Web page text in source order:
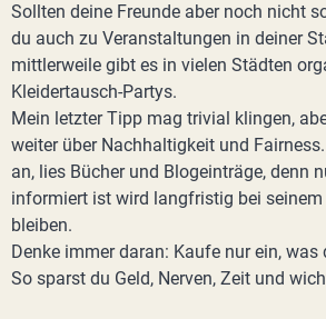
Sollten deine Freunde aber noch nicht
du auch zu Veranstaltungen in deiner
mittlerweile gibt es in vielen Städten
Kleidertausch-Partys.
Mein letzter Tipp mag trivial klingen,
weiter über Nachhaltigkeit und
an, lies Bücher und Blogeinträge, denn
informiert ist wird langfristig bei seinem
bleiben.
Denke immer daran: Kaufe nur ein,
So sparst du Geld, Nerven, Zeit und